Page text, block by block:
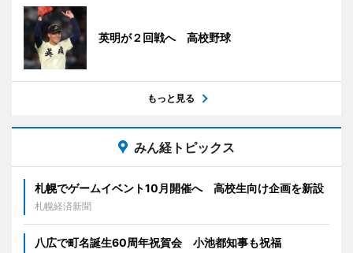
英明が２回戦へ 高校野球
もっと見る
みん経トピックス
札幌でゲームイベント10月開催へ 高校生向け企画を新設
札幌経済新聞
八広で町名誕生60周年祝賀会 小池都知事も祝福